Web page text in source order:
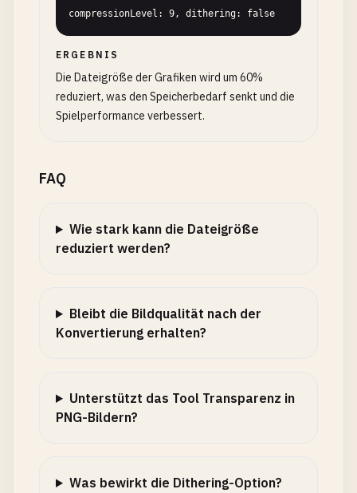
compressionLevel: 9, dithering: false
ERGEBNIS
Die Dateigröße der Grafiken wird um 60%
reduziert, was den Speicherbedarf senkt und die
Spielperformance verbessert.
FAQ
Wie stark kann die Dateigröße
reduziert werden?
Bleibt die Bildqualität nach der
Konvertierung erhalten?
Unterstützt das Tool Transparenz in
PNG-Bildern?
Was bewirkt die Dithering-Option?